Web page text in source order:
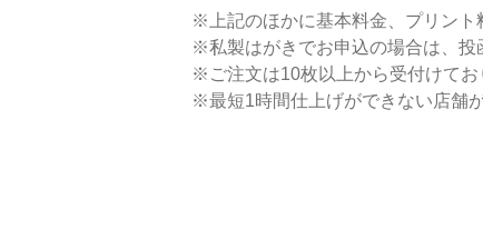
上記のほかに基本料金、プリン
私製はがきでお申込の場合は、投
ご注文は10枚以上から受付けてお
最短1時間仕上げができない店舗